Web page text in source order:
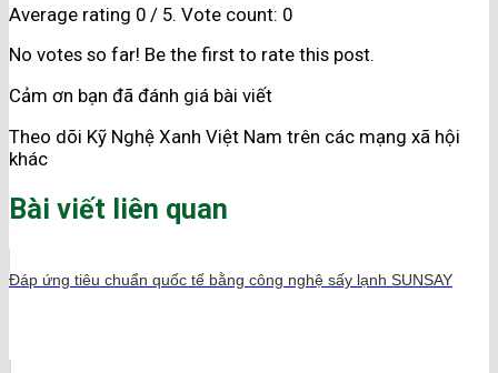
Average rating 0 / 5. Vote count: 0
No votes so far! Be the first to rate this post.
Cảm ơn bạn đã đánh giá bài viết
Theo dõi Kỹ Nghệ Xanh Việt Nam trên các mạng xã hội
khác
Bài viết liên quan
Đáp ứng tiêu chuẩn quốc tế bằng công nghệ sấy lạnh SUNSAY